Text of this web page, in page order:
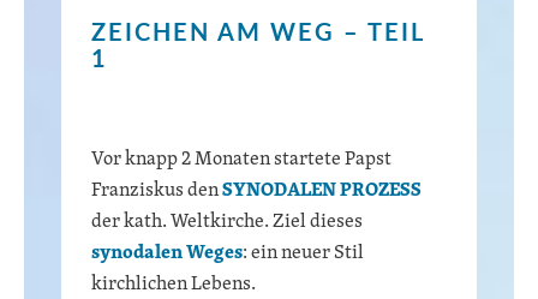
ZEICHEN AM WEG – TEIL
1
Vor knapp 2 Monaten startete Papst
Franziskus denSYNODALEN PROZESS
der kath. Weltkirche. Ziel dieses
synodalenWeges: ein neuer Stil
kirchlichen Lebens.